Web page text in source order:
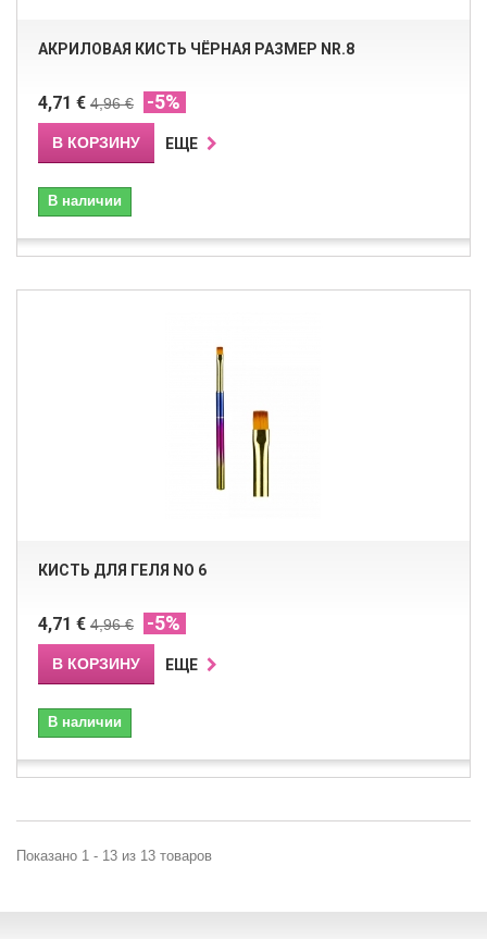
АКРИЛОВАЯ КИСТЬ ЧЁРНАЯ РАЗМЕР NR.8
4,71 € 4,96 € -5%
В КОРЗИНУ ЕЩЕ
В наличии
КИСТЬ ДЛЯ ГЕЛЯ NO 6
4,71 € 4,96 € -5%
В КОРЗИНУ ЕЩЕ
В наличии
Показано 1 - 13 из 13 товаров